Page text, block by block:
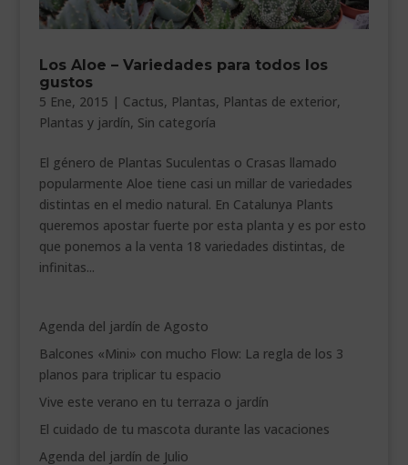
CONTACTAR
___________________________
VEURE EN CATALÀ
Los Aloe – Variedades para todos los
gustos
5 Ene, 2015 | Cactus, Plantas, Plantas de exterior,
Plantas y jardín, Sin categoría
El género de Plantas Suculentas o Crasas llamado
popularmente Aloe tiene casi un millar de variedades
distintas en el medio natural. En Catalunya Plants
queremos apostar fuerte por esta planta y es por esto
que ponemos a la venta 18 variedades distintas, de
infinitas...
Agenda del jardín de Agosto
Balcones «Mini» con mucho Flow: La regla de los 3
planos para triplicar tu espacio
Vive este verano en tu terraza o jardín
El cuidado de tu mascota durante las vacaciones
Agenda del jardín de Julio